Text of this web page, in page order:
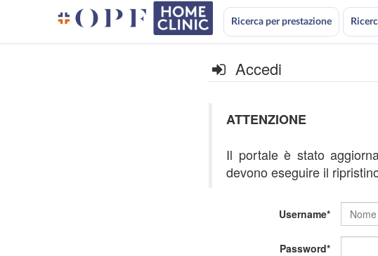
Ricerca per prestazione
Accedi
ATTENZIONE
Il portale è stato
devono eseguire il
Username
Password